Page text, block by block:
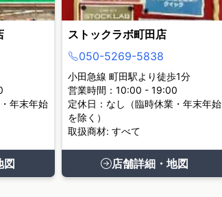
年末年始
図
ストックラボ町田店
050-5269-5838
小田急線 町田駅より徒歩1分
営業時間：10:00 - 19:00
定休日：なし（臨時休業・年末年始
を除く）
取扱商材: すべて
店舗詳細・地図